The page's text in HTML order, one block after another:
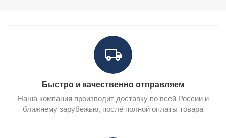
Быстро и качественно отправляем
Наша компания производит доставку по всей России и
ближнему зарубежью, после полной оплаты товара